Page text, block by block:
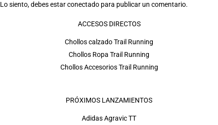
Lo siento, debes estarconectado para publicar un comentario.
ACCESOS DIRECTOS
Chollos calzado Trail Running
Chollos Ropa Trail Running
Chollos Accesorios Trail Running
PRÓXIMOS LANZAMIENTOS
Adidas Agravic TT